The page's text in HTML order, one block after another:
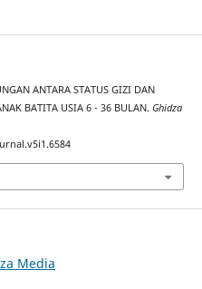
ANTARA STATUS GIZI DAN
BATITA USIA 6 - 36 BULAN. Ghidza
Media